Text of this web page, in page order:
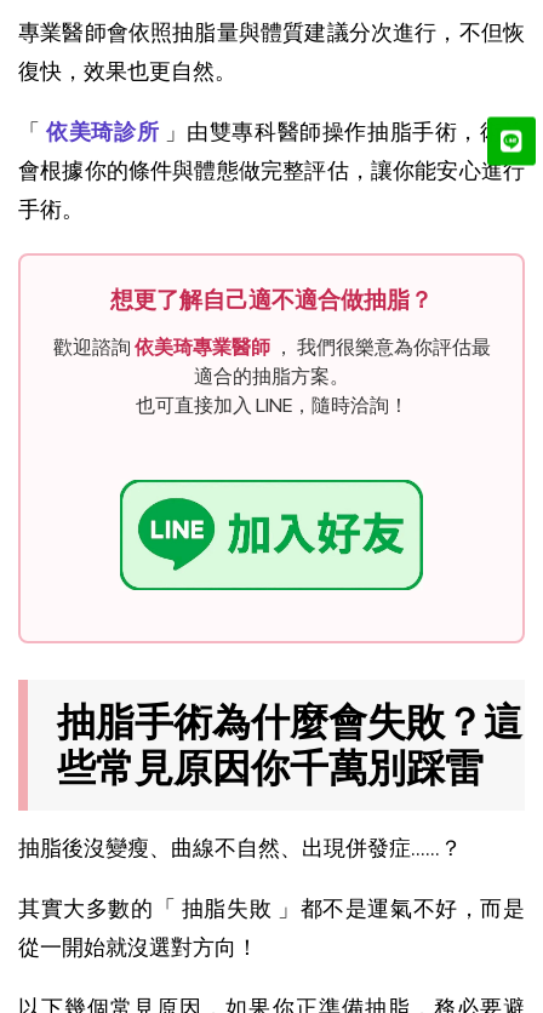
專業醫師會依照抽脂量與體質建議分次進行，不但恢
復快，效果也更自然。
「 依美琦診所 」由雙專科醫師操作抽脂手術，術前
會根據你的條件與體態做完整評估，讓你能安心進行
手術。
想更了解自己適不適合做抽脂？
歡迎諮詢 依美琦專業醫師 ， 我們很樂意為你評估最
適合的抽脂方案。
也可直接加入 LINE，隨時洽詢！
抽脂手術為什麼會失敗？這
些常見原因你千萬別踩雷
抽脂後沒變瘦、曲線不自然、出現併發症……？
其實大多數的「 抽脂失敗 」都不是運氣不好，而是
從一開始就沒選對方向！
以下幾個常見原因，如果你正準備抽脂，務必要避